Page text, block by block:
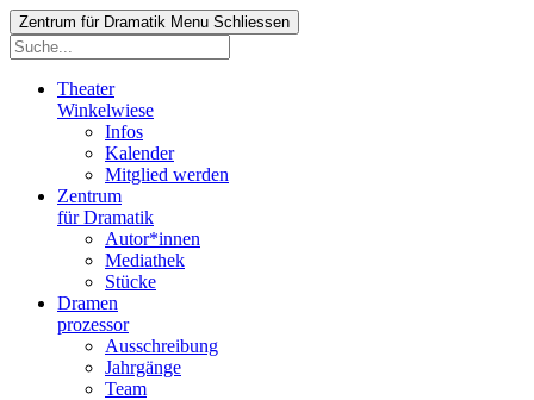
Zentrum für Dramatik Menu Schliessen
Theater
Winkelwiese
Infos
Kalender
Mitglied werden
Zentrum
für Dramatik
Autor*innen
Mediathek
Stücke
Dramen
prozessor
Ausschreibung
Jahrgänge
Team